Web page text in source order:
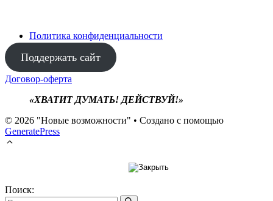
Политика конфиденциальности
Поддержать сайт
Договор-оферта
«ХВАТИТ ДУМАТЬ! ДЕЙСТВУЙ!»
© 2026 "Новые возможности" • Создано с помощью
GeneratePress
Поиск: